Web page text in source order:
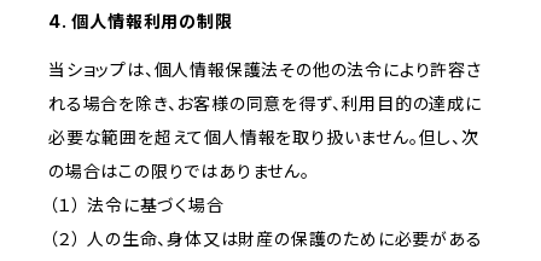
4. 個人情報利用の制限
当ショップは、個人情報保護法その他の法令により許容さ
れる場合を除き、お客様の同意を得ず、利用目的の達成に
必要な範囲を超えて個人情報を取り扱いません。但し、次
の場合はこの限りではありません。
（１） 法令に基づく場合
（２） 人の生命、身体又は財産の保護のために必要がある